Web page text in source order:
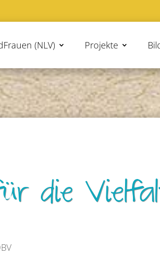
(NLV) Projekte
die